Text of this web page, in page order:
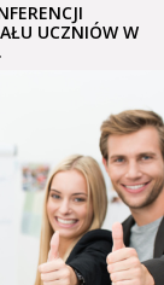
UCZNIÓW W